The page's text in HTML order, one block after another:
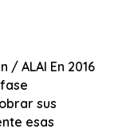
/ ALAI En 2016
sus
esas